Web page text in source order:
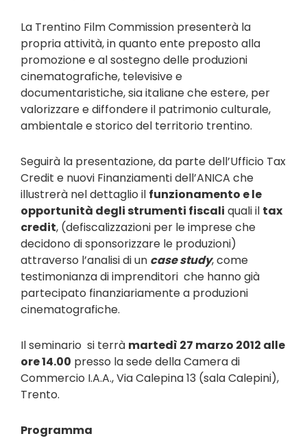
La Trentino Film Commission presenterà la
propria attività, in quanto ente preposto alla
promozione e al sostegno delle produzioni
cinematografiche, televisive e
documentaristiche, sia italiane che estere, per
valorizzare e diffondere il patrimonio culturale,
ambientale e storico del territorio trentino.
Seguirà la presentazione, da parte dell’Ufficio Tax
Credit e nuovi Finanziamentidell’ANICA che
illustrerà nel dettaglio il funzionamento e le
opportunità degli strumenti fiscali quali il tax
credit, (defiscalizzazioni per le imprese che
decidono di sponsorizzare le produzioni)
attraverso l’analisi di un case study, come
testimonianza di imprenditori che hanno già
partecipato finanziariamente a produzioni
cinematografiche.
Il seminario si terrà martedì 27 marzo 2012 alle
ore 14.00 presso la sede della Camera di
Commercio I.A.A., Via Calepina 13 (sala Calepini),
Trento.
Programma